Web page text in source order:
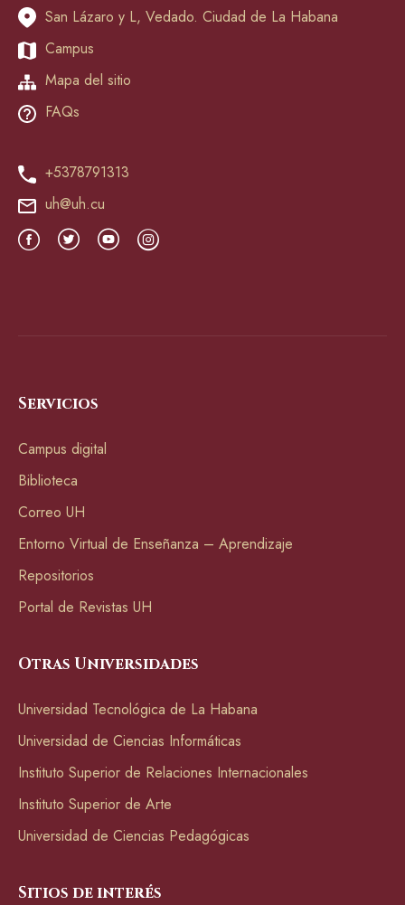
San Lázaro y L, Vedado. Ciudad de La Habana
Campus
Mapa del sitio
FAQs
+5378791313
uh@uh.cu
Servicios
Campus digital
Biblioteca
Correo UH
Entorno Virtual de Enseñanza – Aprendizaje
Repositorios
Portal de Revistas UH
Otras Universidades
Universidad Tecnológica de La Habana
Universidad de Ciencias Informáticas
Instituto Superior de Relaciones Internacionales
Instituto Superior de Arte
Universidad de Ciencias Pedagógicas
Sitios de interés